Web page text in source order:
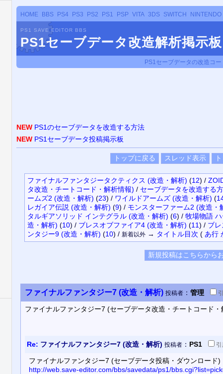
HOME BBS PS4 PS3 PS2 PS1 PSP VITA 3DS SWITCH NINTENDO
PS1 SAVE EDITOR BBS
PS1セーブデータ改造解析掲示板
PS1セーブデータの改造コ
NEW PS1のセーブデータを改造する方法
NEW PS1セーブデータ投稿掲示板
ファイナルファンタジータクティクス (改造・解析) (12) /
タ改造・チートコード・解析情報) / セーブデータを改造する
ームズ2 (改造・解析) (23) / ワイルドアームズ (改造・解析) (
レガイア伝説 (改造・解析) (9) / モンスターファーム2 (改造・
タルギアソリッド インテグラル (改造・解析) (6) / 牧場物語
造・解析) (10) / ブレスオブファイア4 (改造・解析) (11) / ブ
ンタジー9 (改造・解析) (10) / 新着以外→ タイトル目次 ( あ行
ファイナルファンタジー7 (改造・解析) 投稿者 ： 管理
ファイナルファンタジー7 (セーブデータ改造・チートコード・
Re: ファイナルファンタジー7 (改造・解析) 投稿者 ： PS1 引
ファイナルファンタジー7 (セーブデータ投稿・ダウンロード)
http://web.save-editor.com/bbs/savedata/ps1/